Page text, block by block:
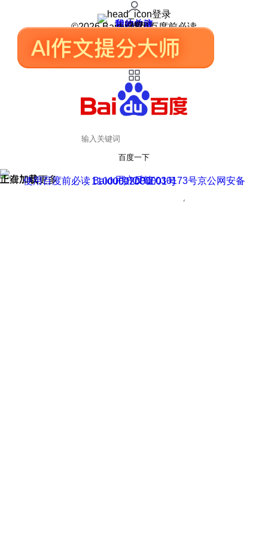
登录
我的关注
我的收藏
皮肤中心
用户反馈
设置
©2026 Baidu 使用百度前必读
百度一下
正在加载
上滑加载更多 用户反馈
使用百度前必读 Baidu 京ICP证030173号
京公网安备11000002000001号